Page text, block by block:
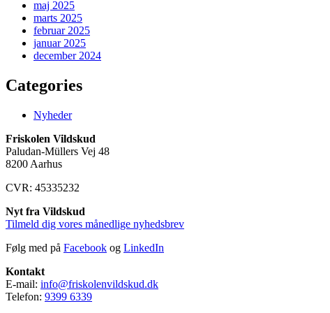
maj 2025
marts 2025
februar 2025
januar 2025
december 2024
Categories
Nyheder
Friskolen Vildskud
Paludan-Müllers Vej 48
8200 Aarhus
CVR: 45335232
Nyt fra Vildskud
Tilmeld dig vores månedlige nyhedsbrev
Følg med på Facebook og LinkedIn
Kontakt
E-mail: info@friskolenvildskud.dk
Telefon: 9399 6339